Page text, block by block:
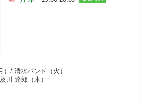
/ 清水バンド（火）
川 達郎（木）